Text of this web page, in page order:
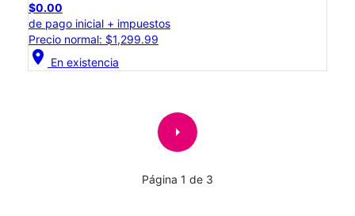
$0.00
de pago inicial + impuestos
Precio normal: $1,299.99
location_on En existencia
arrow_right
Página 1 de 3